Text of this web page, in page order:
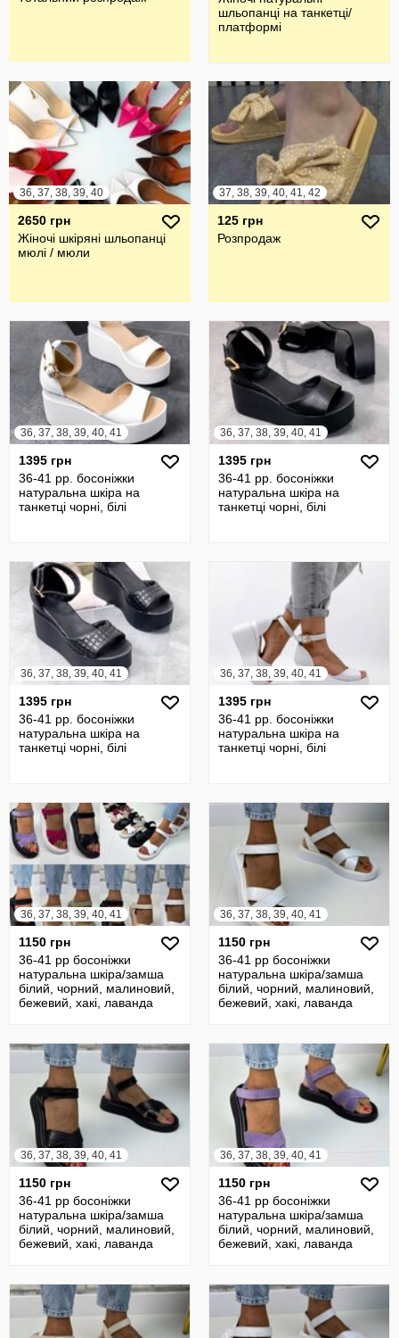
шльопанці на танкетці/
платформі
36, 37, 38, 39, 40
2650 грн
Жіночі шкіряні шльопанці
мюлі / мюли
37, 38, 39, 40, 41, 42
125 грн
Розпродаж
36, 37, 38, 39, 40, 41
1395 грн
36-41 рр. босоніжки
натуральна шкіра на
танкетці чорні, білі
36, 37, 38, 39, 40, 41
1395 грн
36-41 рр. босоніжки
натуральна шкіра на
танкетці чорні, білі
36, 37, 38, 39, 40, 41
1395 грн
36-41 рр. босоніжки
натуральна шкіра на
танкетці чорні, білі
36, 37, 38, 39, 40, 41
1395 грн
36-41 рр. босоніжки
натуральна шкіра на
танкетці чорні, білі
36, 37, 38, 39, 40, 41
1150 грн
36-41 рр босоніжки
натуральна шкіра/замша
білий, чорний, малиновий,
бежевий, хакі, лаванда
36, 37, 38, 39, 40, 41
1150 грн
36-41 рр босоніжки
натуральна шкіра/замша
білий, чорний, малиновий,
бежевий, хакі, лаванда
36, 37, 38, 39, 40, 41
1150 грн
36-41 рр босоніжки
натуральна шкіра/замша
білий, чорний, малиновий,
бежевий, хакі, лаванда
36, 37, 38, 39, 40, 41
1150 грн
36-41 рр босоніжки
натуральна шкіра/замша
білий, чорний, малиновий,
бежевий, хакі, лаванда